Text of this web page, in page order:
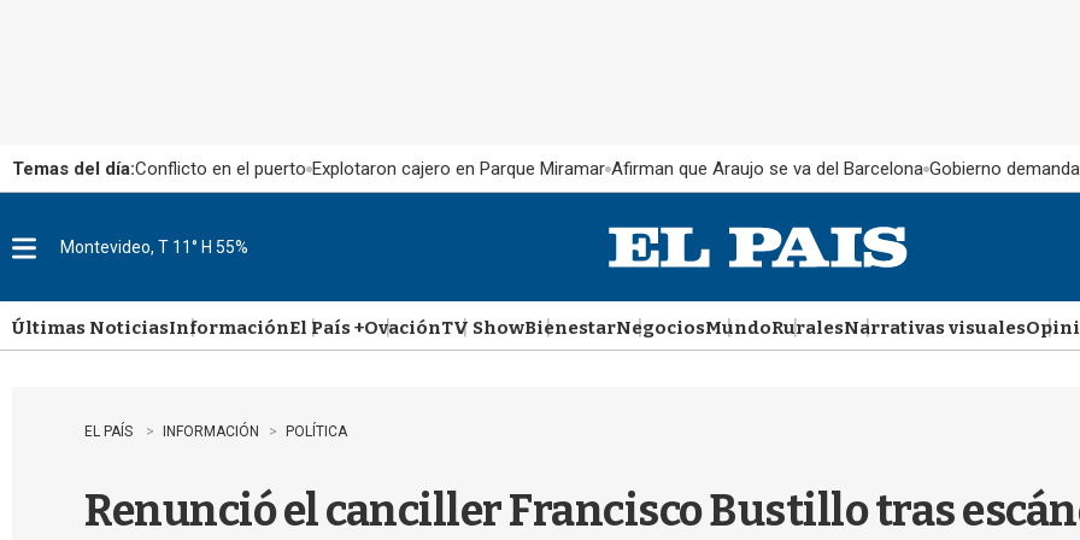
Temas del día:Conflicto en el puerto Explotaron cajero en Parque Miramar Afirman que Araujo se va del Barcelona Gobierno
u
Montevideo, T 11° H 55%
Últimas NoticiasInformaciónEl País +OvaciónTV ShowBienestarNegociosMundoRuralesNarrativas visuales
EL PAÍS INFORMACIÓN POLÍTICA
Renunció el canciller Francisco Bustillo tras